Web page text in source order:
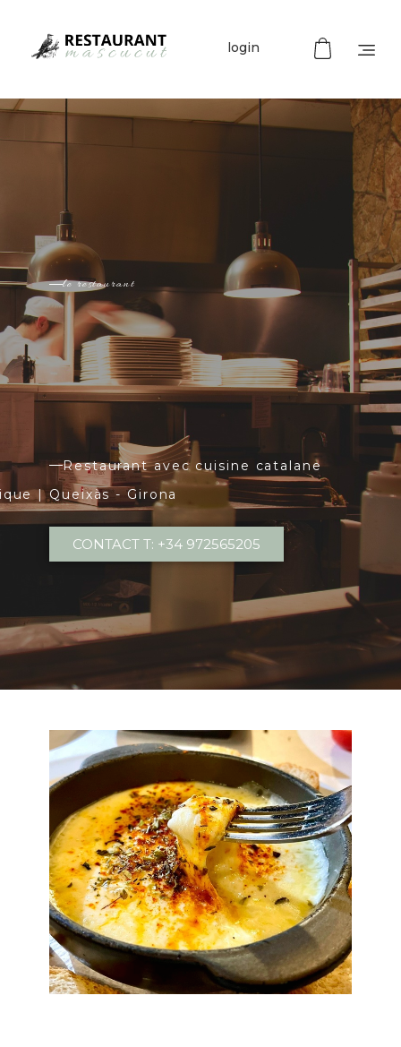
login
le restaurant
Restaurant avec cuisine catalane
| Queixàs - Girona
CONTACT T: +34 972565205